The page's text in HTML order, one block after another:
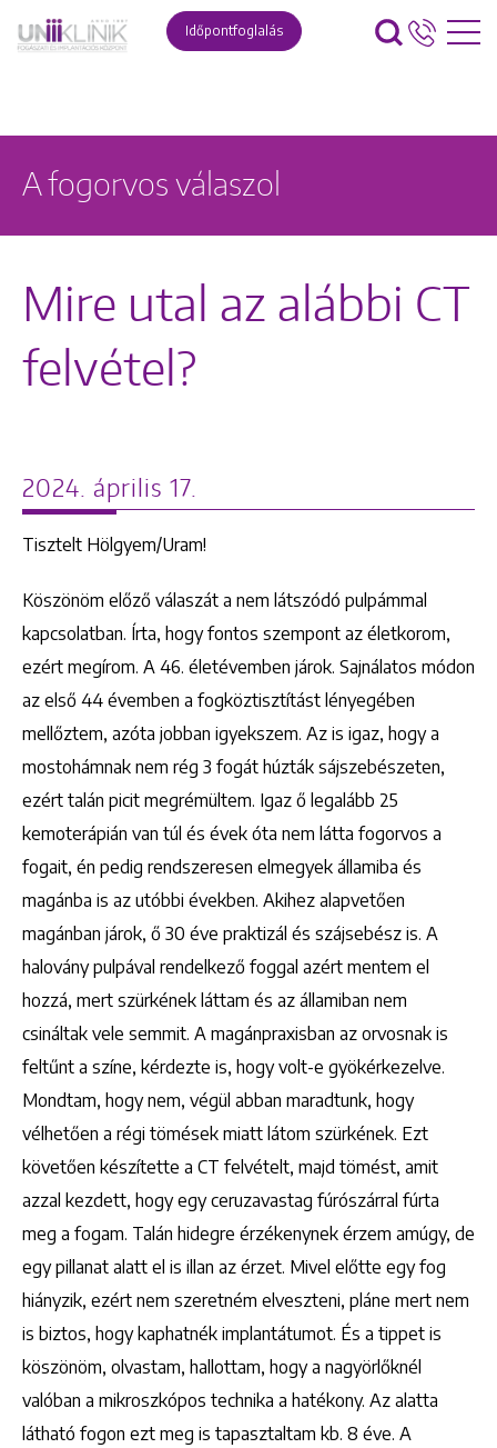
Időpontfoglalás
A fogorvos válaszol
Mire utal az alábbi CT
felvétel?
2024. április 17.
Tisztelt Hölgyem/Uram!
Köszönöm előző válaszát a nem látszódó pulpámmal
kapcsolatban. Írta, hogy fontos szempont az életkorom,
ezért megírom. A 46. életévemben járok. Sajnálatos módon
az első 44 évemben a fogköztisztítást lényegében
mellőztem, azóta jobban igyekszem. Az is igaz, hogy a
mostohámnak nem rég 3 fogát húzták sájszebészeten,
ezért talán picit megrémültem. Igaz ő legalább 25
kemoterápián van túl és évek óta nem látta fogorvos a
fogait, én pedig rendszeresen elmegyek államiba és
magánba is az utóbbi években. Akihez alapvetően
magánban járok, ő 30 éve praktizál és szájsebész is. A
halovány pulpával rendelkező foggal azért mentem el
hozzá, mert szürkének láttam és az államiban nem
csináltak vele semmit. A magánpraxisban az orvosnak is
feltűnt a színe, kérdezte is, hogy volt-e gyökérkezelve.
Mondtam, hogy nem, végül abban maradtunk, hogy
vélhetően a régi tömések miatt látom szürkének. Ezt
követően készítette a CT felvételt, majd tömést, amit
azzal kezdett, hogy egy ceruzavastag fúrószárral fúrta
meg a fogam. Talán hidegre érzékenynek érzem amúgy, de
egy pillanat alatt el is illan az érzet. Mivel előtte egy fog
hiányzik, ezért nem szeretném elveszteni, pláne mert nem
is biztos, hogy kaphatnék implantátumot. És a tippet is
köszönöm, olvastam, hallottam, hogy a nagyörlőknél
valóban a mikroszkópos technika a hatékony. Az alatta
látható fogon ezt meg is tapasztaltam kb. 8 éve. A